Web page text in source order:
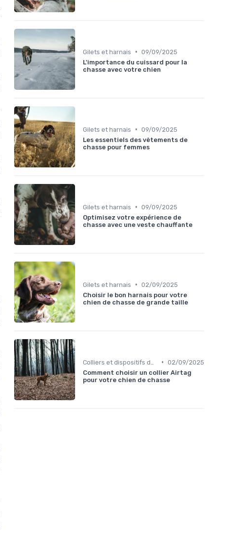
Gilets et harnais • 09/09/2025
L'importance du cuissard pour la
chasse avec votre chien
Gilets et harnais • 09/09/2025
Les essentiels des vêtements de
chasse pour femmes
Gilets et harnais • 09/09/2025
Optimisez votre expérience de
chasse avec une veste chauffante
Gilets et harnais • 02/09/2025
Choisir le bon harnais pour votre
chien de chasse de grande taille
• 02/09/2025
Comment choisir un collier Airtag
pour votre chien de chasse